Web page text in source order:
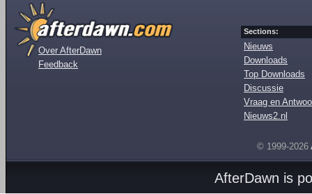
Over AfterDawn
Feedback
Sections:
Nieuws
Downloads
Top Downloads
Discussie
Vraag en
Nieuws2.nl
© 1999-2026
AfterDawn is